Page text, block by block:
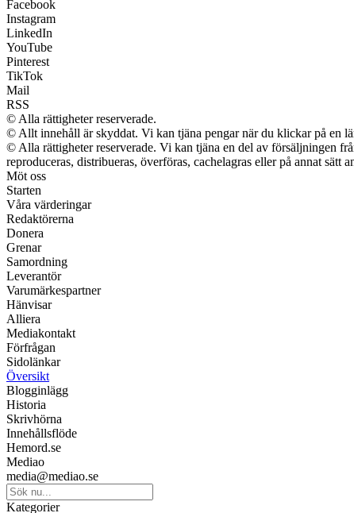
Facebook
Instagram
LinkedIn
YouTube
Pinterest
TikTok
Mail
RSS
© Alla rättigheter reserverade.
© Allt innehåll är skyddat. Vi kan tjäna pengar när du klickar på en
© Alla rättigheter reserverade. Vi kan tjäna en del av försäljningen
reproduceras, distribueras, överföras, cachelagras eller på annat
Möt oss
Starten
Våra värderingar
Redaktörerna
Donera
Grenar
Samordning
Leverantör
Varumärkespartner
Hänvisar
Alliera
Mediakontakt
Förfrågan
Sidolänkar
Översikt
Blogginlägg
Historia
Skrivhörna
Innehållsflöde
Hemord.se
Mediao
media@mediao.se
Kategorier